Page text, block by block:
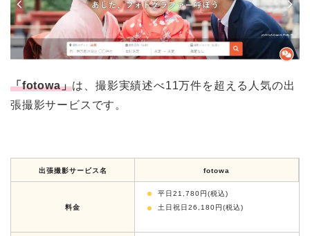
「fotowa」は、撮影実績述べ11万件を超える人気の出
張撮影サービスです。
出張撮影サービス名 fotowa
料金
平日21,780円(税込)
土日祝日26,180円(税込)